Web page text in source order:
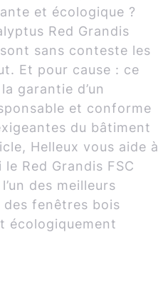
et écologique ?
Red Grandis
sans conteste les
Et pour cause : ce
garantie d’un
et conforme
du bâtiment
Helleux vous aide à
Red Grandis FSC
des meilleurs
fenêtres bois
écologiquement